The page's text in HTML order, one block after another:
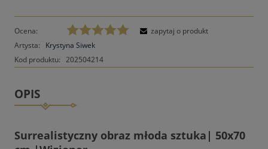
Ocena:
Artysta:
Krystyna Siwek
Kod produktu: 202504214
zapytaj o produkt
OPIS
Surrealistyczny obraz młoda sztuka| 50x70